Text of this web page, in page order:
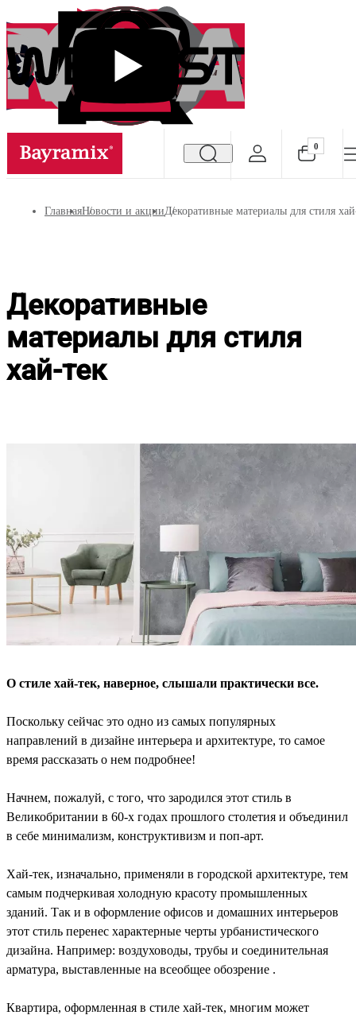
0
Посмотреть все результаты
ГлавнаяНовости и акцииДекоративные материалы для стиля
Декоративные
материалы для стиля
хай-тек
О стиле хай-тек, наверное, слышали практически все.
Поскольку сейчас это одно из самых популярных
направлений в дизайне интерьера и архитектуре, то самое
время рассказать о нем подробнее!
Начнем, пожалуй, с того, что зародился этот стиль в
Великобритании в 60-х годах прошлого столетия и объединил
в себе минимализм, конструктивизм и поп-арт.
Хай-тек, изначально, применяли в городской архитектуре, тем
самым подчеркивая холодную красоту промышленных
зданий. Так и в оформление офисов и домашних интерьеров
этот стиль перенес характерные черты урбанистического
дизайна. Например: воздуховоды, трубы и соединительная
арматура, выставленные на всеобщее обозрение .
Квартира, оформленная в стиле хай-тек, многим может